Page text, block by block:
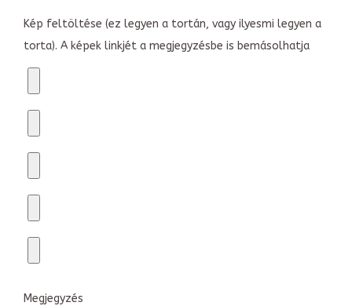
Kép feltöltése (ez legyen a tortán, vagy ilyesmi legyen a
torta). A képek linkjét a megjegyzésbe is bemásolhatja
Megjegyzés